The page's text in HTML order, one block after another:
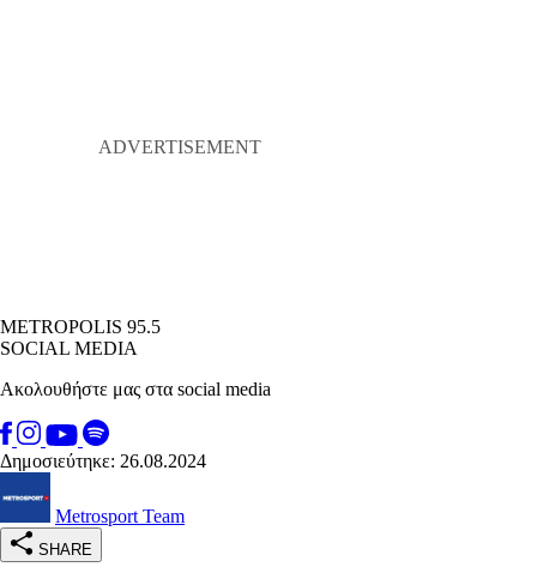
METROPOLIS 95.5
SOCIAL MEDIA
Ακολουθήστε μας στα social media
Δημοσιεύτηκε: 26.08.2024
Metrosport Team
SHARE